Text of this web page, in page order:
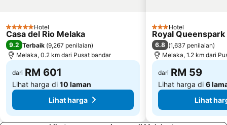
5 BintangHotel
Casa del Rio Melaka
9.2 Terbaik (9,267 penilaian)
Melaka, 0.2 km dari Pusat bandar
dari RM 601
Lihat harga di 10 laman
Lihat harga
3 Bintang
Hotel
Royal
6.8 (1,637 penilaian)
Melaka, 1.2 km dari
dari RM 59
Lihat harga di 6
Lihat